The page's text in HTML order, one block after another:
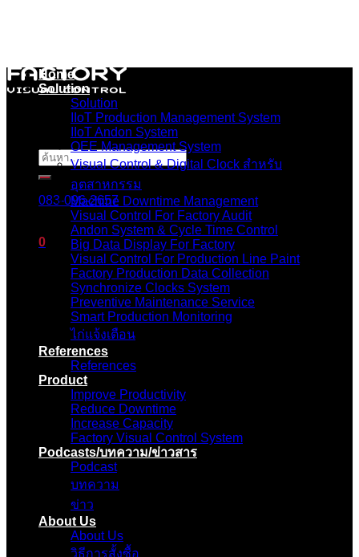
ค้นหา:
083-096-2657
0
ตะกร้าสินค้า
ไม่มีสินค้าในตะกร้า
Home
Solution
Solution
IIoT Production Management System
IIoT Andon System
OEE Management System
Visual Control & Digital Clock สำหรับ
อุตสาหกรรม
Machine Downtime Management
Visual Control For Factory Audit
Andon System & Cycle Time Control
Big Data Display For Factory
Visual Control For Production Line Paint
Factory Production Data Collection
Synchronize Clocks System
Preventive Maintenance Service
Smart Production Monitoring
ไก่แจ้งเตือน
References
References
Product
Improve Productivity
Reduce Downtime
Increase Capacity
Factory Visual Control System
Podcasts/บทความ/ข่าวสาร
Podcast
บทความ
ข่าว
About Us
About Us
วิธีการสั้งซื้อ